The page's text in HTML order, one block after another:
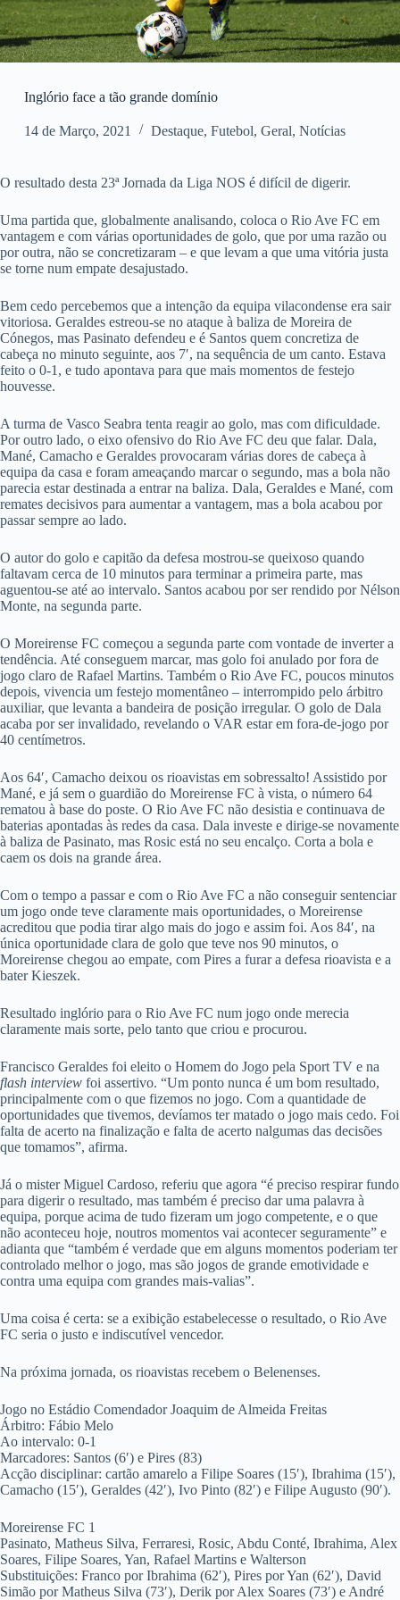
Inglório face a tão grande domínio
14 de Março, 2021 Destaque, Futebol, Geral, Notícias
O resultado desta 23ª Jornada da Liga NOS é difícil de digerir.
Uma partida que, globalmente analisando, coloca o Rio Ave FC em
vantagem e com várias oportunidades de golo, que por uma razão ou
por outra, não se concretizaram – e que levam a que uma vitória justa
se torne num empate desajustado.
Bem cedo percebemos que a intenção da equipa vilacondense era sair
vitoriosa. Geraldes estreou-se no ataque à baliza de Moreira de
Cónegos, mas Pasinato defendeu e é Santos quem concretiza de
cabeça no minuto seguinte, aos 7′, na sequência de um canto. Estava
feito o 0-1, e tudo apontava para que mais momentos de festejo
houvesse.
A turma de Vasco Seabra tenta reagir ao golo, mas com dificuldade.
Por outro lado, o eixo ofensivo do Rio Ave FC deu que falar. Dala,
Mané, Camacho e Geraldes provocaram várias dores de cabeça à
equipa da casa e foram ameaçando marcar o segundo, mas a bola não
parecia estar destinada a entrar na baliza. Dala, Geraldes e Mané, com
remates decisivos para aumentar a vantagem, mas a bola acabou por
passar sempre ao lado.
O autor do golo e capitão da defesa mostrou-se queixoso quando
faltavam cerca de 10 minutos para terminar a primeira parte, mas
aguentou-se até ao intervalo. Santos acabou por ser rendido por Nélson
Monte, na segunda parte.
O Moreirense FC começou a segunda parte com vontade de inverter a
tendência. Até conseguem marcar, mas golo foi anulado por fora de
jogo claro de Rafael Martins. Também o Rio Ave FC, poucos minutos
depois, vivencia um festejo momentâneo – interrompido pelo árbitro
auxiliar, que levanta a bandeira de posição irregular. O golo de Dala
acaba por ser invalidado, revelando o VAR estar em fora-de-jogo por
40 centímetros.
Aos 64′, Camacho deixou os rioavistas em sobressalto! Assistido por
Mané, e já sem o guardião do Moreirense FC à vista, o número 64
rematou à base do poste. O Rio Ave FC não desistia e continuava de
baterias apontadas às redes da casa. Dala investe e dirige-se novamente
à baliza de Pasinato, mas Rosic está no seu encalço. Corta a bola e
caem os dois na grande área.
Com o tempo a passar e com o Rio Ave FC a não conseguir sentenciar
um jogo onde teve claramente mais oportunidades, o Moreirense
acreditou que podia tirar algo mais do jogo e assim foi. Aos 84′, na
única oportunidade clara de golo que teve nos 90 minutos, o
Moreirense chegou ao empate, com Pires a furar a defesa rioavista e a
bater Kieszek.
Resultado inglório para o Rio Ave FC num jogo onde merecia
claramente mais sorte, pelo tanto que criou e procurou.
Francisco Geraldes foi eleito o Homem do Jogo pela Sport TV e na
flash interview foi assertivo. “Um ponto nunca é um bom resultado,
principalmente com o que fizemos no jogo. Com a quantidade de
oportunidades que tivemos, devíamos ter matado o jogo mais cedo. Foi
falta de acerto na finalização e falta de acerto nalgumas das decisões
que tomamos”, afirma.
Já o mister Miguel Cardoso, referiu que agora “é preciso respirar fundo
para digerir o resultado, mas também é preciso dar uma palavra à
equipa, porque acima de tudo fizeram um jogo competente, e o que
não aconteceu hoje, noutros momentos vai acontecer seguramente” e
adianta que “também é verdade que em alguns momentos poderiam ter
controlado melhor o jogo, mas são jogos de grande emotividade e
contra uma equipa com grandes mais-valias”.
Uma coisa é certa: se a exibição estabelecesse o resultado, o Rio Ave
FC seria o justo e indiscutível vencedor.
Na próxima jornada, os rioavistas recebem o Belenenses.
Jogo no Estádio Comendador Joaquim de Almeida Freitas
Árbitro: Fábio Melo
Ao intervalo: 0-1
Marcadores: Santos (6′) e Pires (83)
Acção disciplinar: cartão amarelo a Filipe Soares (15′), Ibrahima (15′),
Camacho (15′), Geraldes (42′), Ivo Pinto (82′) e Filipe Augusto (90′).
Moreirense FC 1
Pasinato, Matheus Silva, Ferraresi, Rosic, Abdu Conté, Ibrahima, Alex
Soares, Filipe Soares, Yan, Rafael Martins e Walterson
Substituições: Franco por Ibrahima (62′), Pires por Yan (62′), David
Simão por Matheus Silva (73′), Derik por Alex Soares (73′) e André